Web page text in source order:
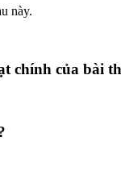
này.
chính của bài